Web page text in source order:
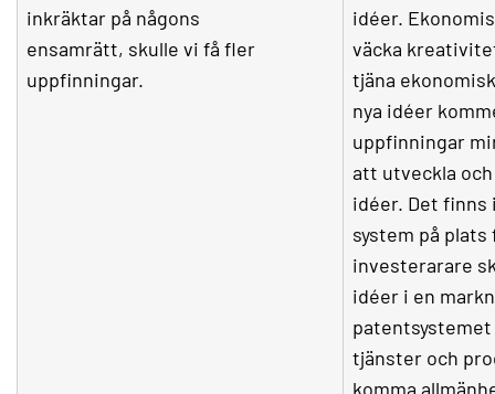
inkräktar på någons
ensamrätt, skulle vi få fler
uppfinningar.
idéer.
väcka
tjäna
nya idéer
uppfinningar
att utveckla
idéer. Det
system på
investerarare
idéer i en
tjänster och
komma